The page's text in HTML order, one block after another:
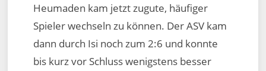
Heumaden kam jetzt zugute, häufiger
Spieler wechseln zu können. Der ASV kam
dann durch Isi noch zum 2:6 und konnte
bis kurz vor Schluss wenigstens besser